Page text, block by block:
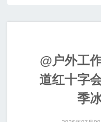
@户外工
道红十字
季